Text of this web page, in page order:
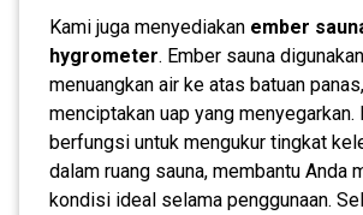
Kami juga menyediakan ember
hygrometer. Ember sauna
menuangkan air ke atas batuan panas,
menciptakan uap yang
berfungsi untuk mengukur tingkat
dalam ruang sauna, membantu Anda
kondisi ideal selama penggunaan.